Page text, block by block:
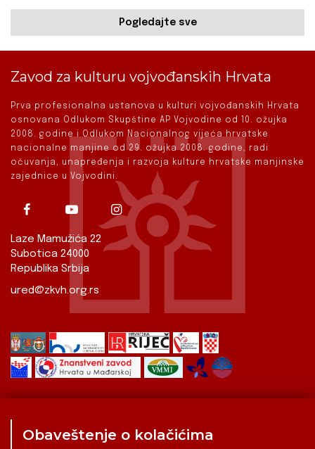
Pogledajte sve
Zavod za kulturu vojvođanskih Hrvata
Prva profesionalna ustanova u kulturi vojvođanskih Hrvata
osnovana Odlukom Skupštine AP Vojvodine od 10. ožujka
2008. godine i Odlukom Nacionalnog vijeća hrvatske
nacionalne manjine od 29. ožujka 2008. godine, radi
očuvanja, unapređenja i razvoja kulture hrvatske manjinske
zajednice u Vojvodini.
Laze Mamužića 22
Subotica 24000
Republika Srbija
ured@zkvh.org.rs
Obaveštenje o kolačićima